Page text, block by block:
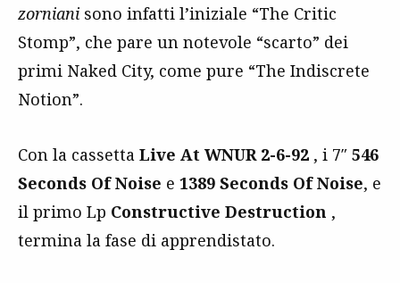
zorniani sono infatti l’iniziale “The Critic
Stomp”, che pare un notevole “scarto” dei
primi Naked City, come pure “The Indiscrete
Notion”.
Con la cassetta Live At WNUR 2-6-92 , i 7″ 546
Seconds Of Noise e 1389 Seconds Of Noise, e
il primo Lp Constructive Destruction ,
termina la fase di apprendistato.